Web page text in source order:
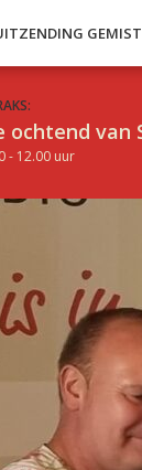
GEMIST
ochtend van
- 12.00 uur